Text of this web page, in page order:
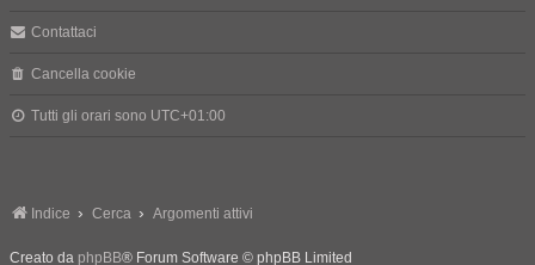
Contattaci
Cancella cookie
Tutti gli orari sono UTC+01:00
Indice Cerca Argomenti attivi
Creato da phpBB® Forum Software © phpBB Limited